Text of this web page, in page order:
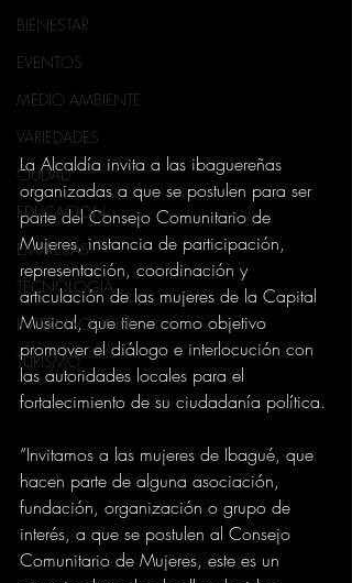
BIENESTAR
EVENTOS
MEDIO AMBIENTE
VARIEDADES
CIUDAD
EDUCACION
EMPRESAS
TECNOLOGIA
INTERNACIONAL
TURISMO
La Alcaldía invita a las ibaguereñas
organizadas a que se postulen para ser
parte del Consejo Comunitario de
Mujeres, instancia de participación,
representación, coordinación y
articulación de las mujeres de la Capital
Musical, que tiene como objetivo
promover el diálogo e interlocución con
las autoridades locales para el
fortalecimiento de su ciudadanía política.
“Invitamos a las mujeres de Ibagué, que
hacen parte de alguna asociación,
fundación, organización o grupo de
interés, a que se postulen al Consejo
Comunitario de Mujeres, este es un